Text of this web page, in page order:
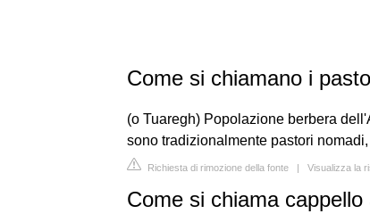
Come si chiamano i
(o Tuaregh) Popolazione berbera
sono tradizionalmente pastori
Richiesta di rimozione della fonte | Visualizza la
Come si chiama cappello